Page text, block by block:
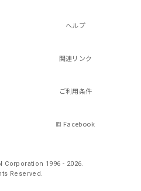
ヘルプ
関連リンク
ご利用条件
Facebook
Corporation 1996 - 2026.
Reserved.